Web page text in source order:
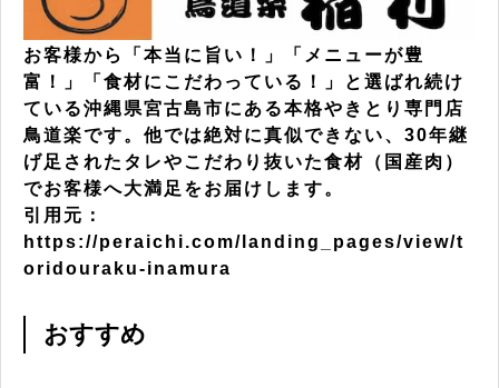
お客様から「本当に旨い！」「メニューが豊
富！」「食材にこだわっている！」と選ばれ続け
ている沖縄県宮古島市にある本格やきとり専門店
鳥道楽です。他では絶対に真似できない、30年継
げ足されたタレやこだわり抜いた食材（国産肉）
でお客様へ大満足をお届けします。
引用元：
https://peraichi.com/landing_pages/view/t
oridouraku-inamura
おすすめ